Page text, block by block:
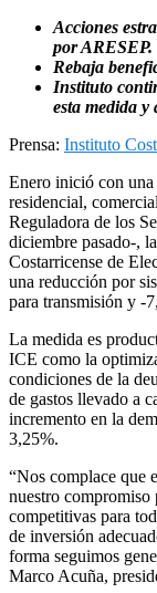
Acciones
por ARESEP.
Rebaja
Instituto
esta medida y
Prensa: Instituto
Enero inició con una
residencial,
Reguladora de los
diciembre pasado-,
Costarricense de
una reducción por
para transmisión y -
La medida es
ICE como la
condiciones de la
de gastos llevado a
incremento en la
3,25%.
“Nos complace que
nuestro compromiso
competitivas para
de inversión
forma seguimos
Marco Acuña,